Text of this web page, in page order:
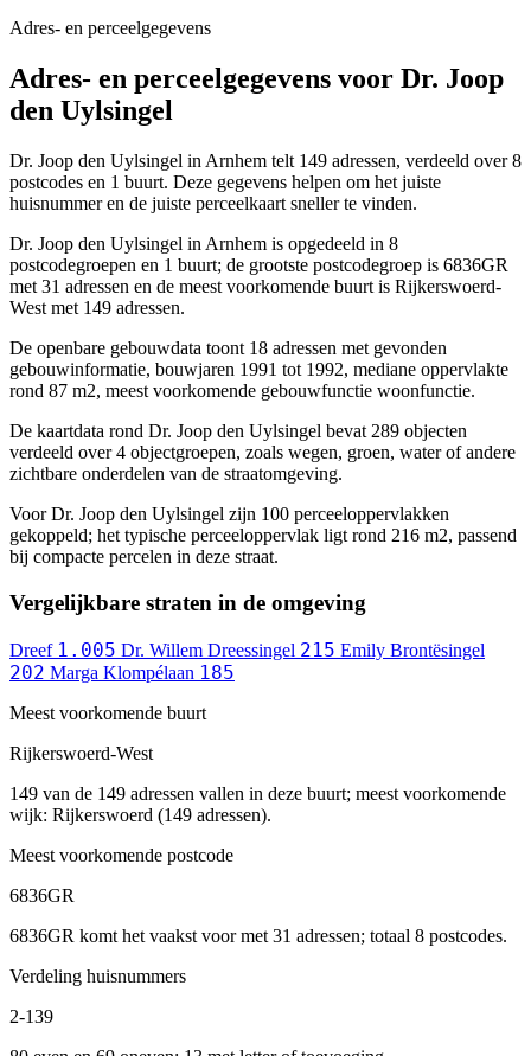
Adres- en perceelgegevens
Adres- en perceelgegevens voor Dr. Joop
den Uylsingel
Dr. Joop den Uylsingel in Arnhem telt 149 adressen, verdeeld over 8
postcodes en 1 buurt. Deze gegevens helpen om het juiste
huisnummer en de juiste perceelkaart sneller te vinden.
Dr. Joop den Uylsingel in Arnhem is opgedeeld in 8
postcodegroepen en 1 buurt; de grootste postcodegroep is 6836GR
met 31 adressen en de meest voorkomende buurt is Rijkerswoerd-
West met 149 adressen.
De openbare gebouwdata toont 18 adressen met gevonden
gebouwinformatie, bouwjaren 1991 tot 1992, mediane oppervlakte
rond 87 m2, meest voorkomende gebouwfunctie woonfunctie.
De kaartdata rond Dr. Joop den Uylsingel bevat 289 objecten
verdeeld over 4 objectgroepen, zoals wegen, groen, water of andere
zichtbare onderdelen van de straatomgeving.
Voor Dr. Joop den Uylsingel zijn 100 perceeloppervlakken
gekoppeld; het typische perceeloppervlak ligt rond 216 m2, passend
bij compacte percelen in deze straat.
Vergelijkbare straten in de omgeving
Dreef 1.005 Dr. Willem Dreessingel 215 Emily Brontësingel
202 Marga Klompélaan 185
Meest voorkomende buurt
Rijkerswoerd-West
149 van de 149 adressen vallen in deze buurt; meest voorkomende
wijk: Rijkerswoerd (149 adressen).
Meest voorkomende postcode
6836GR
6836GR komt het vaakst voor met 31 adressen; totaal 8 postcodes.
Verdeling huisnummers
2-139